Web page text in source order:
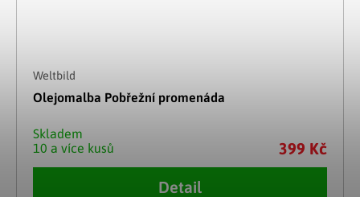
Weltbild
Olejomalba Pobřežní promenáda
Skladem
10 a více kusů
399 Kč
Detail